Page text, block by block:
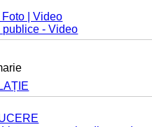
| Video
publice - Video